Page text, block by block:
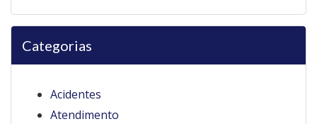
Categorias
Acidentes
Atendimento